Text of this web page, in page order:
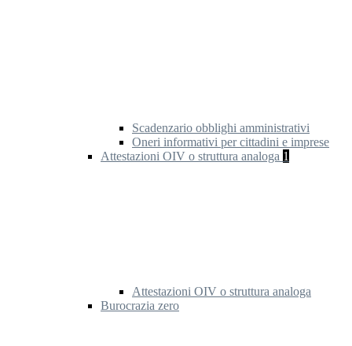
Scadenzario obblighi amministrativi
Oneri informativi per cittadini e imprese
Attestazioni OIV o struttura analoga 1
Attestazioni OIV o struttura analoga
Burocrazia zero